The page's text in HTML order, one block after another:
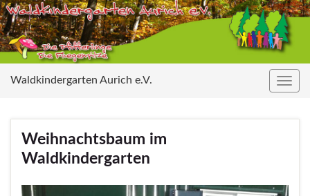
Waldkindergarten Aurich e.V.
Weihnachtsbaum im
Waldkindergarten